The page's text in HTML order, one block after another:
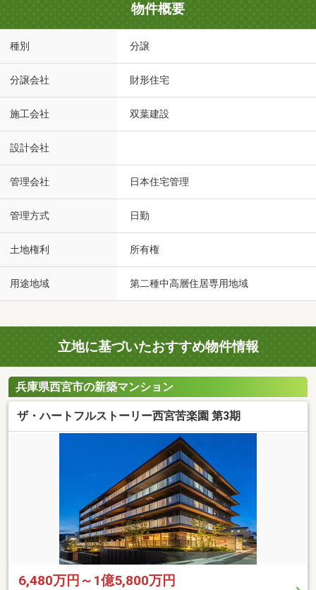
物件概要
種別 分譲
分譲会社 財形住宅
施工会社 双葉建設
設計会社
管理会社 日本住宅管理
管理方式 日勤
土地権利 所有権
用途地域 第二種中高層住居専用地域
立地に基づいたおすすめ物件情報
兵庫県西宮市の新築マンション
ザ・ハートフルストーリー西宮苦楽園 第3期
6,480万円～1億5,800万円